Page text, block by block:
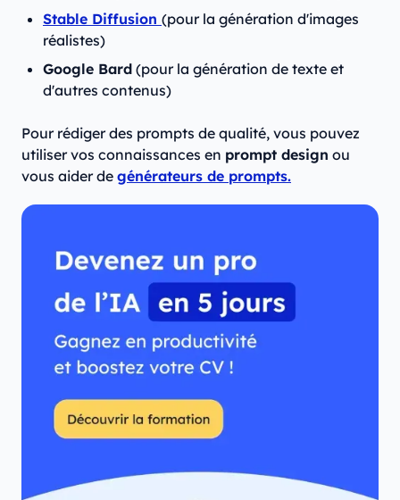
Stable Diffusion (pour la génération d'images
réalistes)
Google Bard (pour la génération de texte et
d'autres contenus)
Pour rédiger des prompts de qualité, vous pouvez
utiliser vos connaissances en prompt design ou
vous aider de générateurs de prompts.